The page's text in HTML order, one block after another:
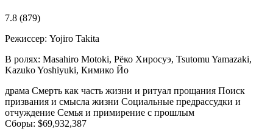
7.8 (879)
Режиссер: Yojiro Takita
В ролях: Masahiro Motoki, Рёко Хиросуэ, Tsutomu Yamazaki,
Kazuko Yoshiyuki, Кимико Йо
драма Смерть как часть жизни и ритуал прощания Поиск
призвания и смысла жизни Социальные предрассудки и
отчуждение Семья и примирение с прошлым
Сборы: $69,932,387